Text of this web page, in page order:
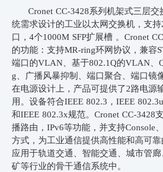
Cronet CC-3428系列机架式三层交
统需求设计的工业以太网交换机 ，支持
口，4个1000M SFP扩展槽 。 Cronet
的功能：支持MR-ring环网协议，兼容
端口的VLAN、基于802.1Q的VLAN、
g、广播风暴抑制、端口聚合、端口镜
在电源设计上，产品可提供了2路电源
用。设备符合IEEE 802.3，IEEE
和IEEE 802.3x规范。Cronet CC-3428
播路由， IPv6等功能，并支持Console
方式，为工业通信提供高性能和高可
应用于轨道交通、智能交通、城市管
矿等行业的骨干通信系统中。